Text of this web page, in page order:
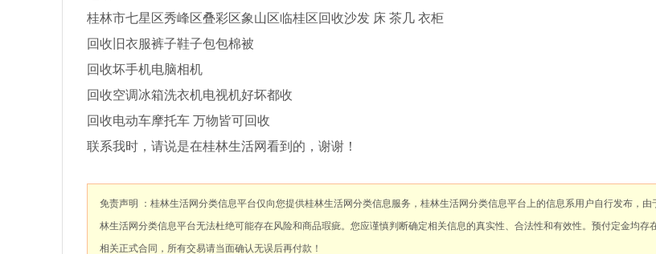
桂林市七星区秀峰区叠彩区象山区临桂区回收沙发 床 茶几 衣柜
回收旧衣服裤子鞋子包包棉被
回收坏手机电脑相机
回收空调冰箱洗衣机电视机好坏都收
回收电动车摩托车 万物皆可回收
联系我时，请说是在桂林生活网看到的，谢谢！
免责声明 ：桂林生活网分类信息平台仅向您提供桂林生活网分类信息服务，桂林生活网分类信息平台上的信息系用户自行发布，
林生活网分类信息平台无法杜绝可能存在风险和商品瑕疵。您应谨慎判断确定相关信息的真实性、合法性和有效性。预付定金均存
相关正式合同，所有交易请当面确认无误后再付款！